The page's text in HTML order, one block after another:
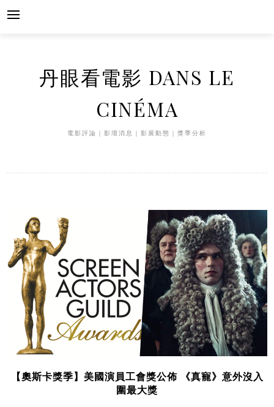
Skip
丹眼看電影 DANS LE
CINÉMA
電影評論｜影壇消息｜影展動態｜獎季分析
【奧斯卡獎季】美國演員工會獎公佈 《真寵》意外沒入
圍最大獎